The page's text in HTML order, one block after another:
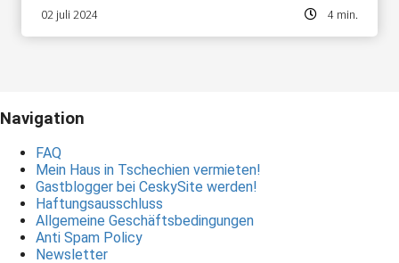
02 juli 2024 4 min.
Navigation
FAQ
Mein Haus in Tschechien vermieten!
Gastblogger bei CeskySite werden!
Haftungsausschluss
Allgemeine Geschäftsbedingungen
Anti Spam Policy
Newsletter